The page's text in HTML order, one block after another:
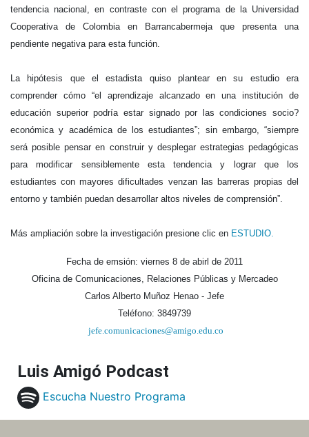
tendencia nacional, en contraste con el programa de la Universidad
Cooperativa de Colombia en Barrancabermeja que presenta una
pendiente negativa para esta función.
La hipótesis que el estadista quiso plantear en su estudio era
comprender cómo “el aprendizaje alcanzado en una institución de
educación superior podría estar signado por las condiciones socio?
económica y académica de los estudiantes”; sin embargo, “siempre
será posible pensar en construir y desplegar estrategias pedagógicas
para modificar sensiblemente esta tendencia y lograr que los
estudiantes con mayores dificultades venzan las barreras propias del
entorno y también puedan desarrollar altos niveles de comprensión”.
Más ampliación sobre la investigación presione clic en ESTUDIO.
Fecha de emsión: viernes 8 de abirl de 2011
Oficina de Comunicaciones, Relaciones Públicas y Mercadeo
Carlos Alberto Muñoz Henao - Jefe
Teléfono: 3849739
jefe.comunicaciones@amigo.edu.co
Luis Amigó Podcast
Escucha Nuestro Programa